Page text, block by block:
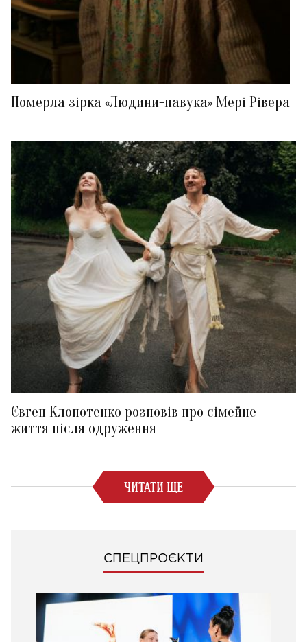
Померла зірка «Людини-павука» Мері Рівера
Євген Клопотенко розповів про сімейне
життя після одруження
ЧИТАТИ ЩЕ
СПЕЦПРОЄКТИ